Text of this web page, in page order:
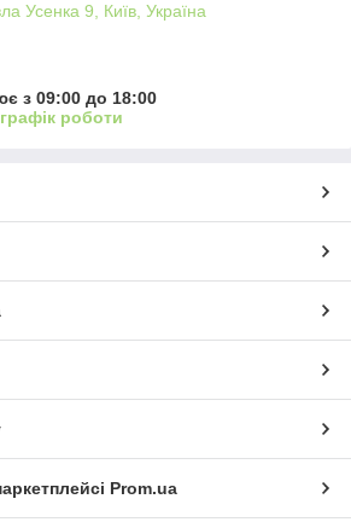
Усенка 9, Київ, Україна
з 09:00 до 18:00
роботи
Prom.ua